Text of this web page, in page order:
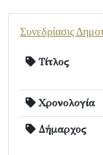
Συνεδρίασις
Τίτλος
Χρονολογία
Δήμαρχος